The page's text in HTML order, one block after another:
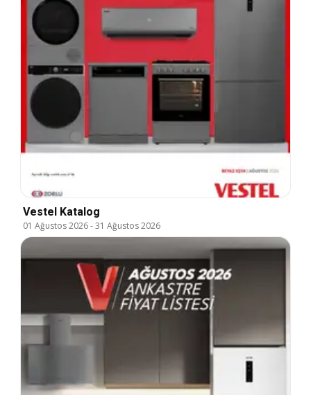
Vestel Katalog
01 Ağustos 2026-31 Ağustos 2026